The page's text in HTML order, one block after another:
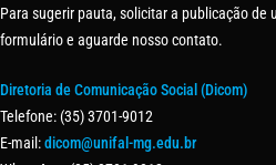
Para sugerir pauta, solicitar a publicação
formulário e aguarde nosso contato.
Diretoria de Comunicação Social (Dicom)
Telefone: (35) 3701-9012
E-mail:dicom@unifal-mg.edu.br